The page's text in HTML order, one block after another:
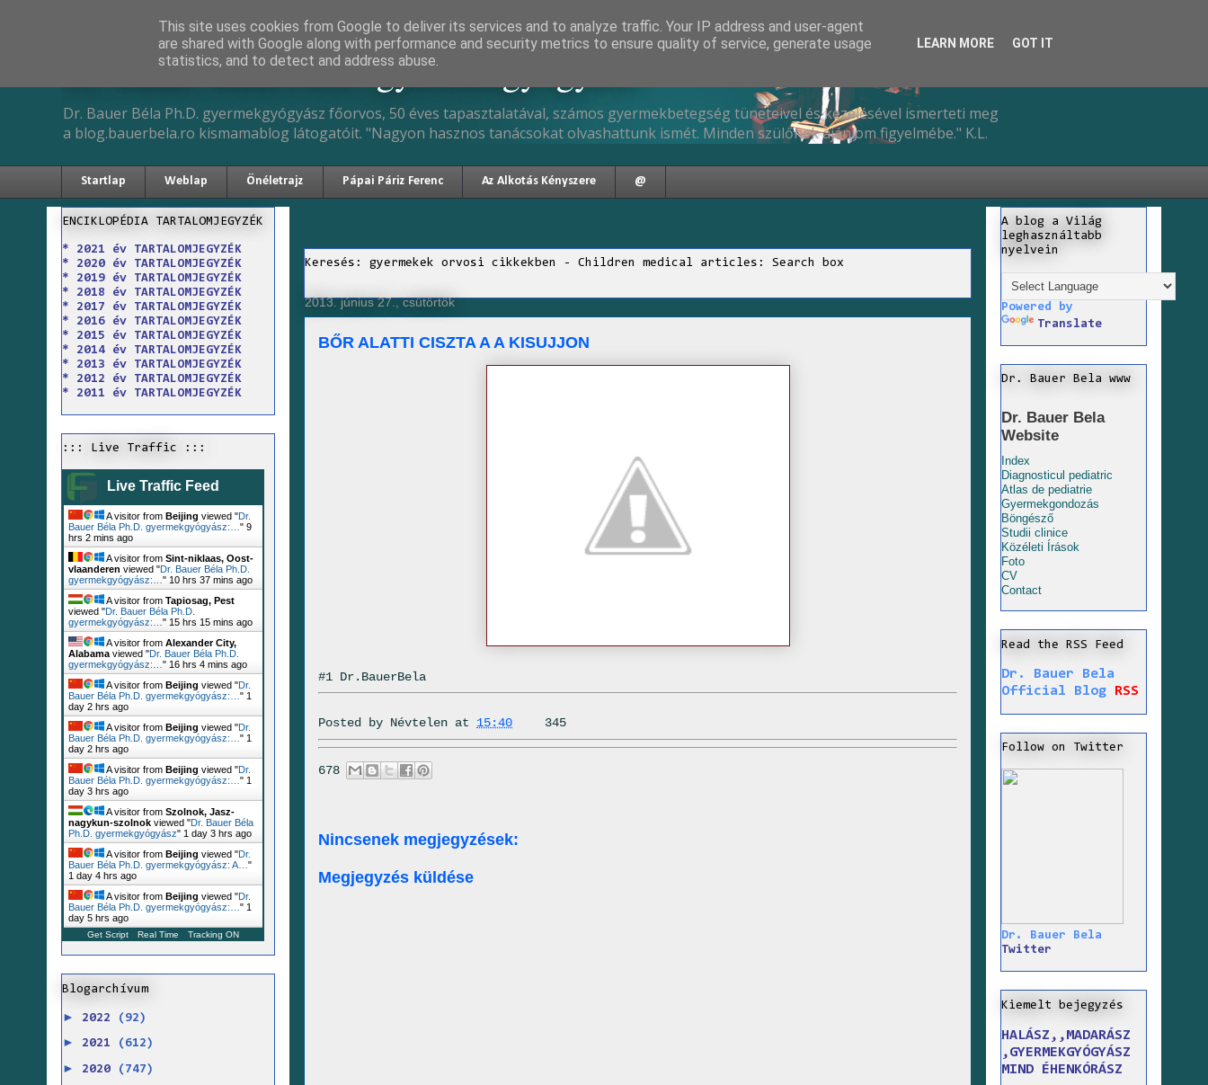
Dr. Bauer Béla Ph.D. gyermekgyógyász
Dr. Bauer Béla Ph.D. gyermekgyógyász főorvos, 50 éves tapasztalatával, számos gyermekbetegség tüneteivel és kezelésével ismerteti meg
a blog.bauerbela.ro kismamablog látogatóit. "Nagyon hasznos tanácsokat olvashattunk ismét. Minden szülőnek ajánlom figyelmébe." K.L.
Startlap Weblap Önéletrajz Pápai Páriz Ferenc Az Alkotás Kényszere @
Keresés: gyermekek orvosi cikkekben - Children medical articles: Search box
2013. június 27., csütörtök
BŐR ALATTI CISZTA A A KISUJJON
#1 Dr.BauerBela
Posted by Névtelen at 15:40 345
678
Nincsenek megjegyzések:
Megjegyzés küldése
ENCIKLOPÉDIA TARTALOMJEGYZÉK
* 2021 év TARTALOMJEGYZÉK
* 2020 év TARTALOMJEGYZÉK
* 2019 év TARTALOMJEGYZÉK
* 2018 év TARTALOMJEGYZÉK
* 2017 év TARTALOMJEGYZÉK
* 2016 év TARTALOMJEGYZÉK
* 2015 év TARTALOMJEGYZÉK
* 2014 év TARTALOMJEGYZÉK
* 2013 év TARTALOMJEGYZÉK
* 2012 év TARTALOMJEGYZÉK
* 2011 év TARTALOMJEGYZÉK
::: Live Traffic :::
Live Traffic Feed
A visitor from Beijing viewed "Dr.
Bauer Béla Ph.D. gyermekgyógyász:… " 9
hrs 2 mins ago
A visitor from Sint-niklaas, Oost-
vlaanderen viewed "Dr. Bauer Béla Ph.D.
gyermekgyógyász:… " 10 hrs 37 mins ago
A visitor from Tapiosag, Pest
viewed "Dr. Bauer Béla Ph.D.
gyermekgyógyász:… " 15 hrs 15 mins ago
A visitor from Alexander City,
Alabama viewed "Dr. Bauer Béla Ph.D.
gyermekgyógyász:… " 16 hrs 4 mins ago
A visitor from Beijing viewed "Dr.
Bauer Béla Ph.D. gyermekgyógyász:… " 1
day 2 hrs ago
A visitor from Beijing viewed "Dr.
Bauer Béla Ph.D. gyermekgyógyász:… " 1
day 2 hrs ago
A visitor from Beijing viewed "Dr.
Bauer Béla Ph.D. gyermekgyógyász:… " 1
day 3 hrs ago
A visitor from Szolnok, Jasz-
nagykun-szolnok viewed "Dr. Bauer Béla
Ph.D. gyermekgyógyász" 1 day 3 hrs ago
A visitor from Beijing viewed "Dr.
Bauer Béla Ph.D. gyermekgyógyász: A… "
1 day 4 hrs ago
A visitor from Beijing viewed "Dr.
Bauer Béla Ph.D. gyermekgyógyász:… " 1
day 5 hrs ago
Get Script Real Time Tracking ON
Blogarchívum
► 2022 (92)
► 2021 (612)
► 2020 (747)
A blog a Világ
leghasználtabb
nyelvein
Powered by
Translate
Dr. Bauer Bela www
Dr. Bauer Bela
Website
Index
Diagnosticul pediatric
Atlas de pediatrie
Gyermekgondozás
Böngésző
Studii clinice
Közéleti Írások
Foto
CV
Contact
Read the RSS Feed
Dr. Bauer Bela
Official Blog
RSS
Follow on Twitter
Dr. Bauer Bela
Twitter
Kiemelt bejegyzés
HALÁSZ,,MADARÁSZ
,GYERMEKGYÓGYÁSZ
MIND ÉHENKÓRÁSZ
This site uses cookies from Google to deliver its services and to analyze traffic. Your IP address and user-agent
are shared with Google along with performance and security metrics to ensure quality of service, generate usage
statistics, and to detect and address abuse.
LEARN MORE GOT IT